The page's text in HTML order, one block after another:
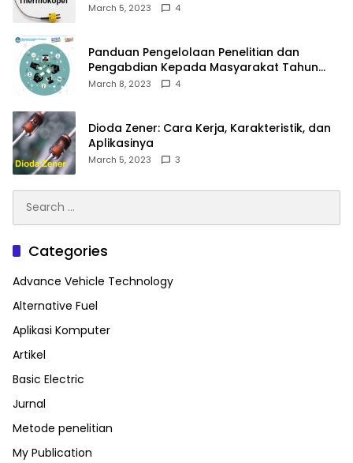
March 5, 2023 4
Panduan Pengelolaan Penelitian dan
Pengabdian Kepada Masyarakat Tahun
2023
March 8, 2023 4
Dioda Zener: Cara Kerja, Karakteristik, dan
Aplikasinya
March 5, 2023 3
for:
Categories
Advance Vehicle Technology
Alternative Fuel
Aplikasi Komputer
Artikel
Basic Electric
Jurnal
Metode penelitian
My Publication